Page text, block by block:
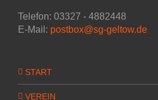
Telefon: 03327 - 4882448
E-Mail: postbox@sg-geltow.de
START
VEREIN